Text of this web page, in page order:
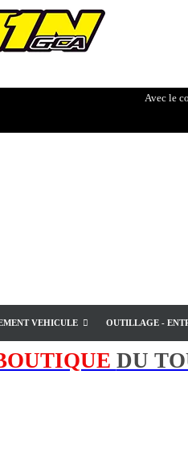
Avec le
VEHICULE OUTILLAGE -
DU